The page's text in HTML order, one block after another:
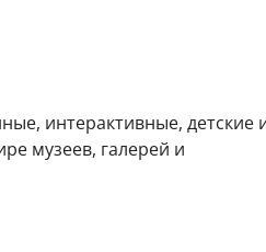
интерактивные, детские
музеев, галерей и